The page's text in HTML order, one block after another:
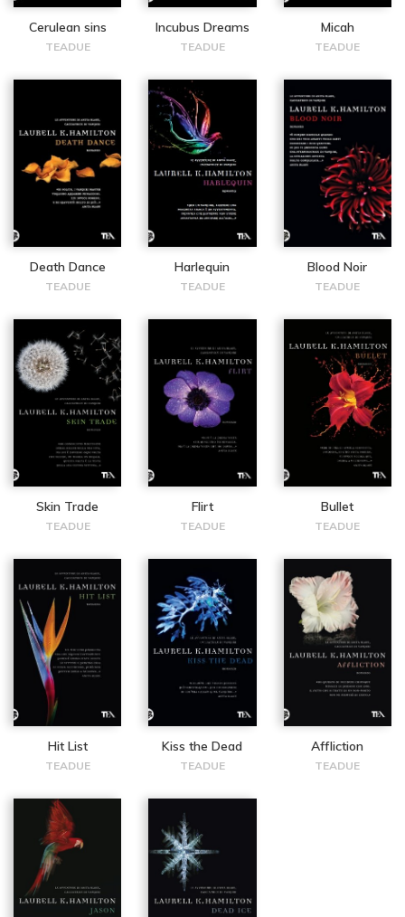
Cerulean sins
TEADUE
Incubus Dreams
TEADUE
Micah
TEADUE
Death Dance
TEADUE
Harlequin
TEADUE
Blood Noir
TEADUE
Skin Trade
TEADUE
Flirt
TEADUE
Bullet
TEADUE
Hit List
TEADUE
Kiss the Dead
TEADUE
Affliction
TEADUE